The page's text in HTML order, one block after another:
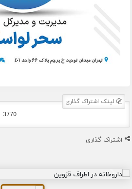
لینک اشتراک گذاری
اشتراک گذاری